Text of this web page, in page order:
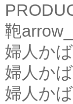
鞄
婦人か
婦人か
婦人か